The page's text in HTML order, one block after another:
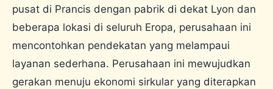
pusat di Prancis dengan pabrik di dekat Lyon dan
beberapa lokasi di seluruh Eropa, perusahaan ini
mencontohkan pendekatan yang melampaui
layanan sederhana. Perusahaan ini mewujudkan
gerakan menuju ekonomi sirkular yang diterapkan